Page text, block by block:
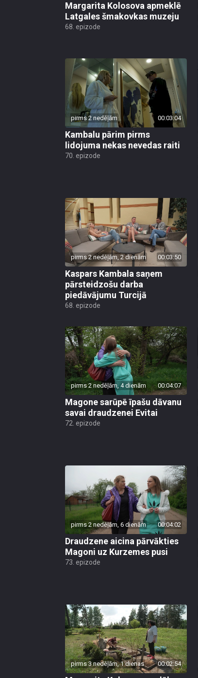
Margarita Kolosova apmeklē
Latgales šmakovkas muzeju
68. epizode
pirms 2 nedēļām 00:03:04
Kambalu pārim pirms
lidojuma nekas nevedas raiti
70. epizode
pirms 2 nedēļām, 2 dienām 00:03:50
Kaspars Kambala saņem
pārsteidzošu darba
piedāvājumu Turcijā
68. epizode
pirms 2 nedēļām, 4 dienām 00:04:07
Magone sarūpē īpašu dāvanu
savai draudzenei Evitai
72. epizode
pirms 2 nedēļām, 6 dienām 00:04:02
Draudzene aicina pārvākties
Magoni uz Kurzemes pusi
73. epizode
pirms 3 nedēļām, 1 dienas 00:02:54